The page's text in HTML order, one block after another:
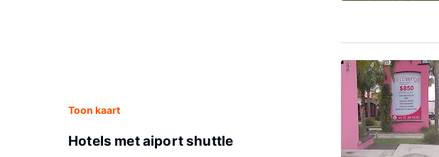
Toon kaart
Hotels met aiport shuttle